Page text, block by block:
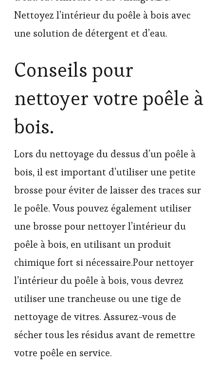
Nettoyez l’intérieur du poêle à bois avec
une solution de détergent et d’eau.
Conseils pour
nettoyer votre poêle à
bois.
Lors du nettoyage du dessus d’un poêle à
bois, il est important d’utiliser une petite
brosse pour éviter de laisser des traces sur
le poêle. Vous pouvez également utiliser
une brosse pour nettoyer l’intérieur du
poêle à bois, en utilisant un produit
chimique fort si nécessaire.Pour nettoyer
l’intérieur du poêle à bois, vous devrez
utiliser une trancheuse ou une tige de
nettoyage de vitres. Assurez-vous de
sécher tous les résidus avant de remettre
votre poêle en service.